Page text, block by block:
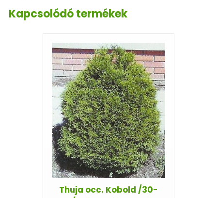
Kapcsolódó termékek
Thuja occ. Kobold /30-